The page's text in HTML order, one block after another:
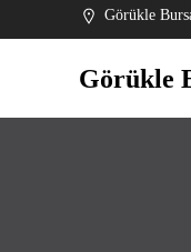
geç
Görükle
Görükle